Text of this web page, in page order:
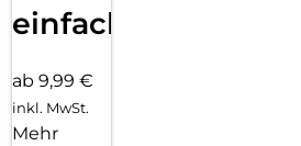
einfach
ab 9,99 €
inkl. MwSt.
Mehr